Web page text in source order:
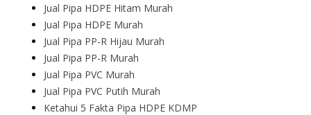
Jual Pipa HDPE Hitam Murah
Jual Pipa HDPE Murah
Jual Pipa PP-R Hijau Murah
Jual Pipa PP-R Murah
Jual Pipa PVC Murah
Jual Pipa PVC Putih Murah
Ketahui 5 Fakta Pipa HDPE KDMP